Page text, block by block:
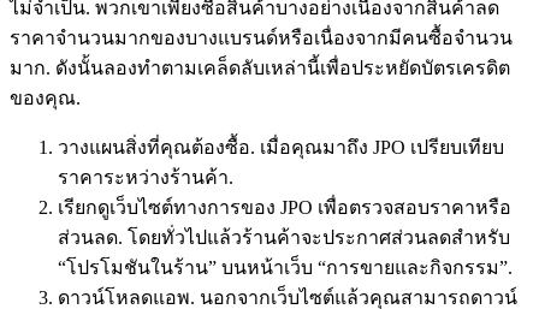
ไม่จำเป็น. พวกเขาเพียงซื้อสินค้าบางอย่างเนื่องจากสินค้าลด
ราคาจำนวนมากของบางแบรนด์หรือเนื่องจากมีคนซื้อจำนวน
มาก. ดังนั้นลองทำตามเคล็ดลับเหล่านี้เพื่อประหยัดบัตรเครดิต
ของคุณ.
วางแผนสิ่งที่คุณต้องซื้อ. เมื่อคุณมาถึง JPO เปรียบเทียบ
ราคาระหว่างร้านค้า.
เรียกดูเว็บไซต์ทางการของ JPO เพื่อตรวจสอบราคาหรือ
ส่วนลด. โดยทั่วไปแล้วร้านค้าจะประกาศส่วนลดสำหรับ
“โปรโมชันในร้าน” บนหน้าเว็บ “การขายและกิจกรรม”.
ดาวน์โหลดแอพ. นอกจากเว็บไซต์แล้วคุณสามารถดาวน์